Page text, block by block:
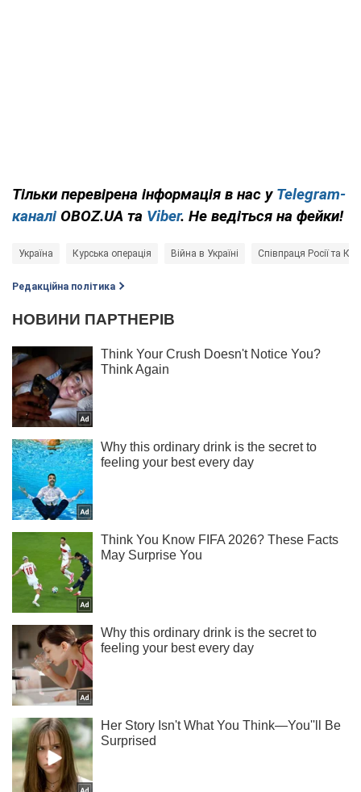
Тільки перевірена інформація в нас у Telegram-
каналі OBOZ.UA та Viber. Не ведіться на фейки!
Україна Курська операція Війна в Україні Співпраця Росії та
Редакційна політика